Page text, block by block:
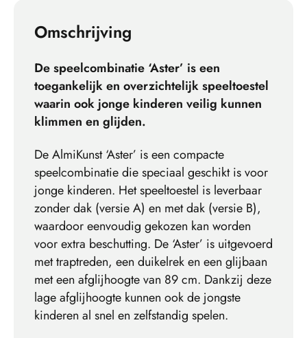
Omschrijving
De speelcombinatie ‘Aster’ is een
toegankelijk en overzichtelijk speeltoestel
waarin ook jonge kinderen veilig kunnen
klimmen en glijden.
De AlmiKunst ‘Aster’ is een compacte
speelcombinatie die speciaal geschikt is voor
jonge kinderen. Het speeltoestel is leverbaar
zonder dak (versie A) en met dak (versie B),
waardoor eenvoudig gekozen kan worden
voor extra beschutting. De ‘Aster’ is uitgevoerd
met traptreden, een duikelrek en een glijbaan
met een afglijhoogte van 89 cm. Dankzij deze
lage afglijhoogte kunnen ook de jongste
kinderen al snel en zelfstandig spelen.